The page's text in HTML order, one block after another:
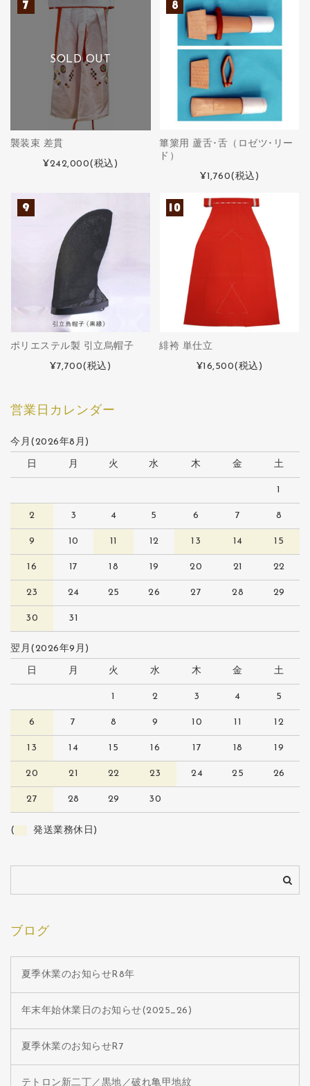
SOLD OUT
襲装束 差貫
¥242,000(税込)
篳篥用 蘆舌･舌（ロゼツ･リー
ド）
¥1,760(税込)
ポリエステル製 引立烏帽子
¥7,700(税込)
緋袴 単仕立
¥16,500(税込)
営業日カレンダー
今月(2026年8月)
日 月 火 水 木 金 土
1
2 3 4 5 6 7 8
9 10 11 12 13 14 15
16 17 18 19 20 21 22
23 24 25 26 27 28 29
30 31
翌月(2026年9月)
日 月 火 水 木 金 土
1 2 3 4 5
6 7 8 9 10 11 12
13 14 15 16 17 18 19
20 21 22 23 24 25 26
27 28 29 30
( 発送業務休日)
ブログ
夏季休業のお知らせR8年
年末年始休業日のお知らせ(2025_26)
夏季休業のお知らせR7
テトロン新二丁／黒地／破れ亀甲地紋